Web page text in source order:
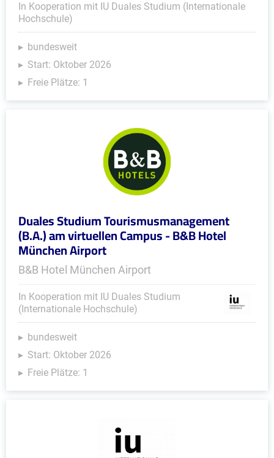
In Kooperation mit IU Duales Studium (Internationale
Hochschule)
bundesweit
Start: Oktober 2026
Freie Plätze: 1
Duales Studium Tourismusmanagement
(B.A.) am virtuellen Campus - B&B Hotel
München Airport
B&B Hotel München Airport
In Kooperation mit IU Duales Studium
(Internationale Hochschule)
bundesweit
Start: Oktober 2026
Freie Plätze: 1